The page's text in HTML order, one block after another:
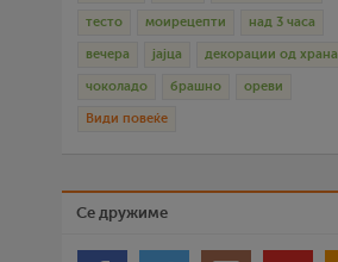
тесто моирецепти над 3 часа
вечера јајца декорации од храна
чоколадо брашно ореви
Види повеќе
Се дружиме